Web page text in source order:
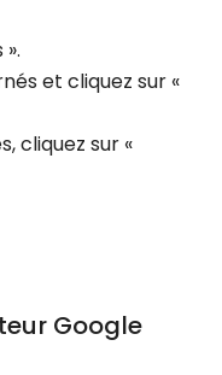
et cliquez sur «
cliquez sur «
Google